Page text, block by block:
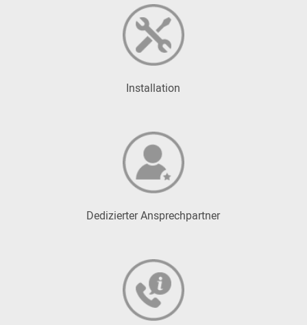
Installation
Dedizierter Ansprechpartner